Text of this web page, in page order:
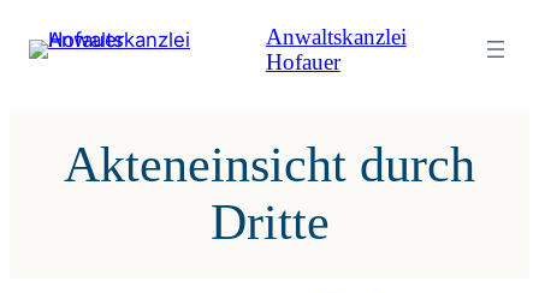
Inhalt
Anwaltskanzlei
Hofauer
Akteneinsicht durch
Dritte